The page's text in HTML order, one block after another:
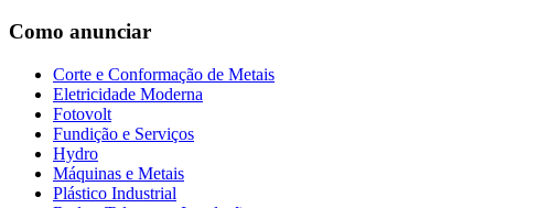
Como anunciar
Corte e Conformação de Metais
Eletricidade Moderna
Fotovolt
Fundição e Serviços
Hydro
Máquinas e Metais
Plástico Industrial